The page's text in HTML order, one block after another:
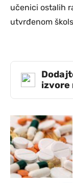
učenici ostalih
utvrđenom
izvore